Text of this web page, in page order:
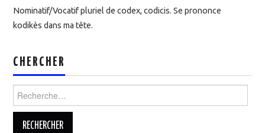
Nominatif/Vocatif pluriel de codex, codicis. Se prononce
kodikès dans ma tête.
CHERCHER
Rechercher :